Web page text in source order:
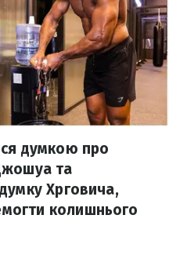
думкою про
та
Хрговича,
колишнього